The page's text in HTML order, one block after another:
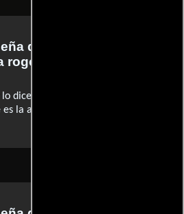
de
rogerebert.com
dice de una manera intensa (...)
la actuación de Kurt Russell (…)